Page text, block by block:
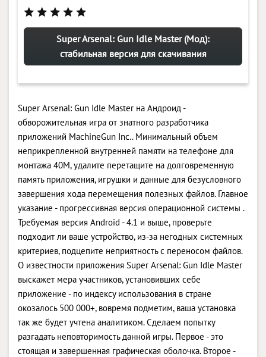
Super Arsenal: Gun Idle Master (Мод):
стабильная версия для скачивания
Super Arsenal: Gun Idle Master на Андроид -
обворожительная игра от знатного разработчика
приложений MachineGun Inc.. Минимальный объем
неприкрепленной внутренней памяти на телефоне для
монтажа 40M, удалите перетащите на долговременную
память приложения, игрушки и данные для безусловного
завершения хода перемещения полезных файлов. Главное
указание - прогрессивная версия операционной системы .
Требуемая версия Android - 4.1 и выше, проверьте
подходит ли ваше устройство, из-за негодных системных
критериев, подцепите неприятность с переносом файлов.
О известности приложения Super Arsenal: Gun Idle Master
выскажет мера участников, установивших себе
приложение - по индексу использования в стране
окозалось 500 000+, вовремя подметим, ваша установка
так же будет учтена аналитиком. Сделаем попытку
разгадать неповторимость данной игры. Первое - это
стоящая и завершенная графическая оболочка. Второе -